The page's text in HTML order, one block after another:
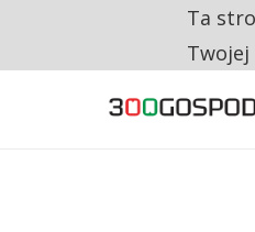
CO
Ta
Twojej